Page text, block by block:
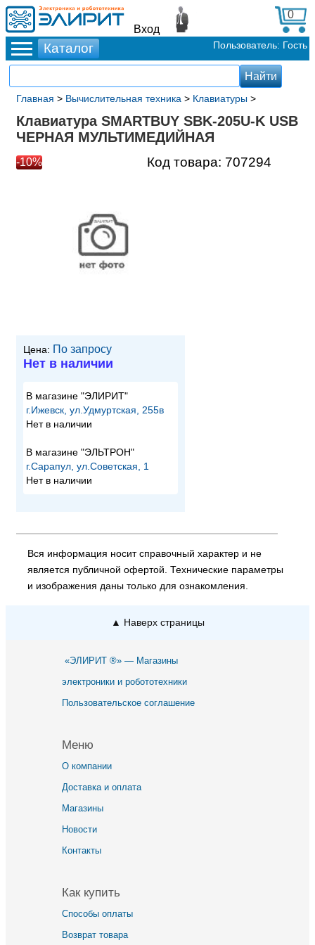
Вход
0
Пользователь: Гость
Главная > Вычислительная техника > Клавиатуры >
Клавиатура SMARTBUY SBK-205U-K USB
ЧЕРНАЯ МУЛЬТИМЕДИЙНАЯ
-10% Код товара: 707294
Цена: По запросу
Нет в наличии
В магазине "ЭЛИРИТ"
г.Ижевск, ул.Удмуртская, 255в
Нет в наличии
В магазине "ЭЛЬТРОН"
г.Сарапул, ул.Советская, 1
Нет в наличии
Вся информация носит справочный характер и не
является публичной офертой. Технические параметры
и изображения даны только для ознакомления.
▲ Наверх страницы
«ЭЛИРИТ ®» — Магазины
электроники и робототехники
Пользовательское соглашение
Меню
О компании
Доставка и оплата
Магазины
Новости
Контакты
Как купить
Способы оплаты
Возврат товара